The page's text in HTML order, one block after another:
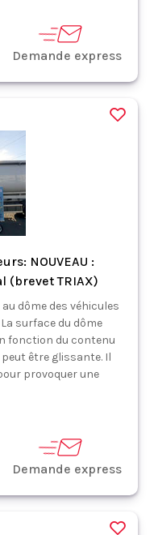
Demande express
NOUVEAU :
(brevet TRIAX)
au dôme des véhicules
surface du dôme
fonction du contenu
être glissante. Il
provoquer une
Demande express